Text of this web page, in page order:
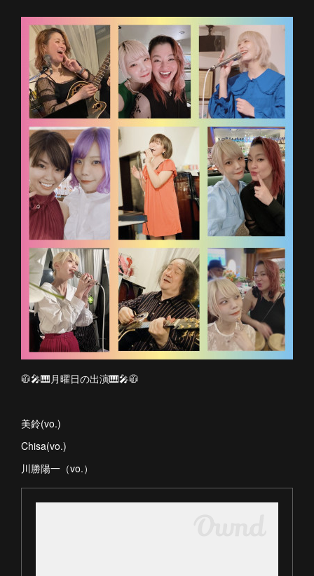
🧥🎤🎹月曜日の出演🎹🎤🧥
美鈴(vo.)
Chisa(vo.)
川勝陽一（vo.）